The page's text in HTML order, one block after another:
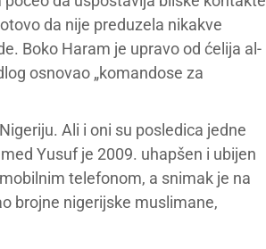
da nije preduzela nikakve
Boko Haram je upravo od ćelija al-
osnovao „komandose za
Ali i oni su posledica jedne
Yusuf je 2009. uhapšen i ubijen
telefonom, a snimak je na
brojne nigerijske muslimane,